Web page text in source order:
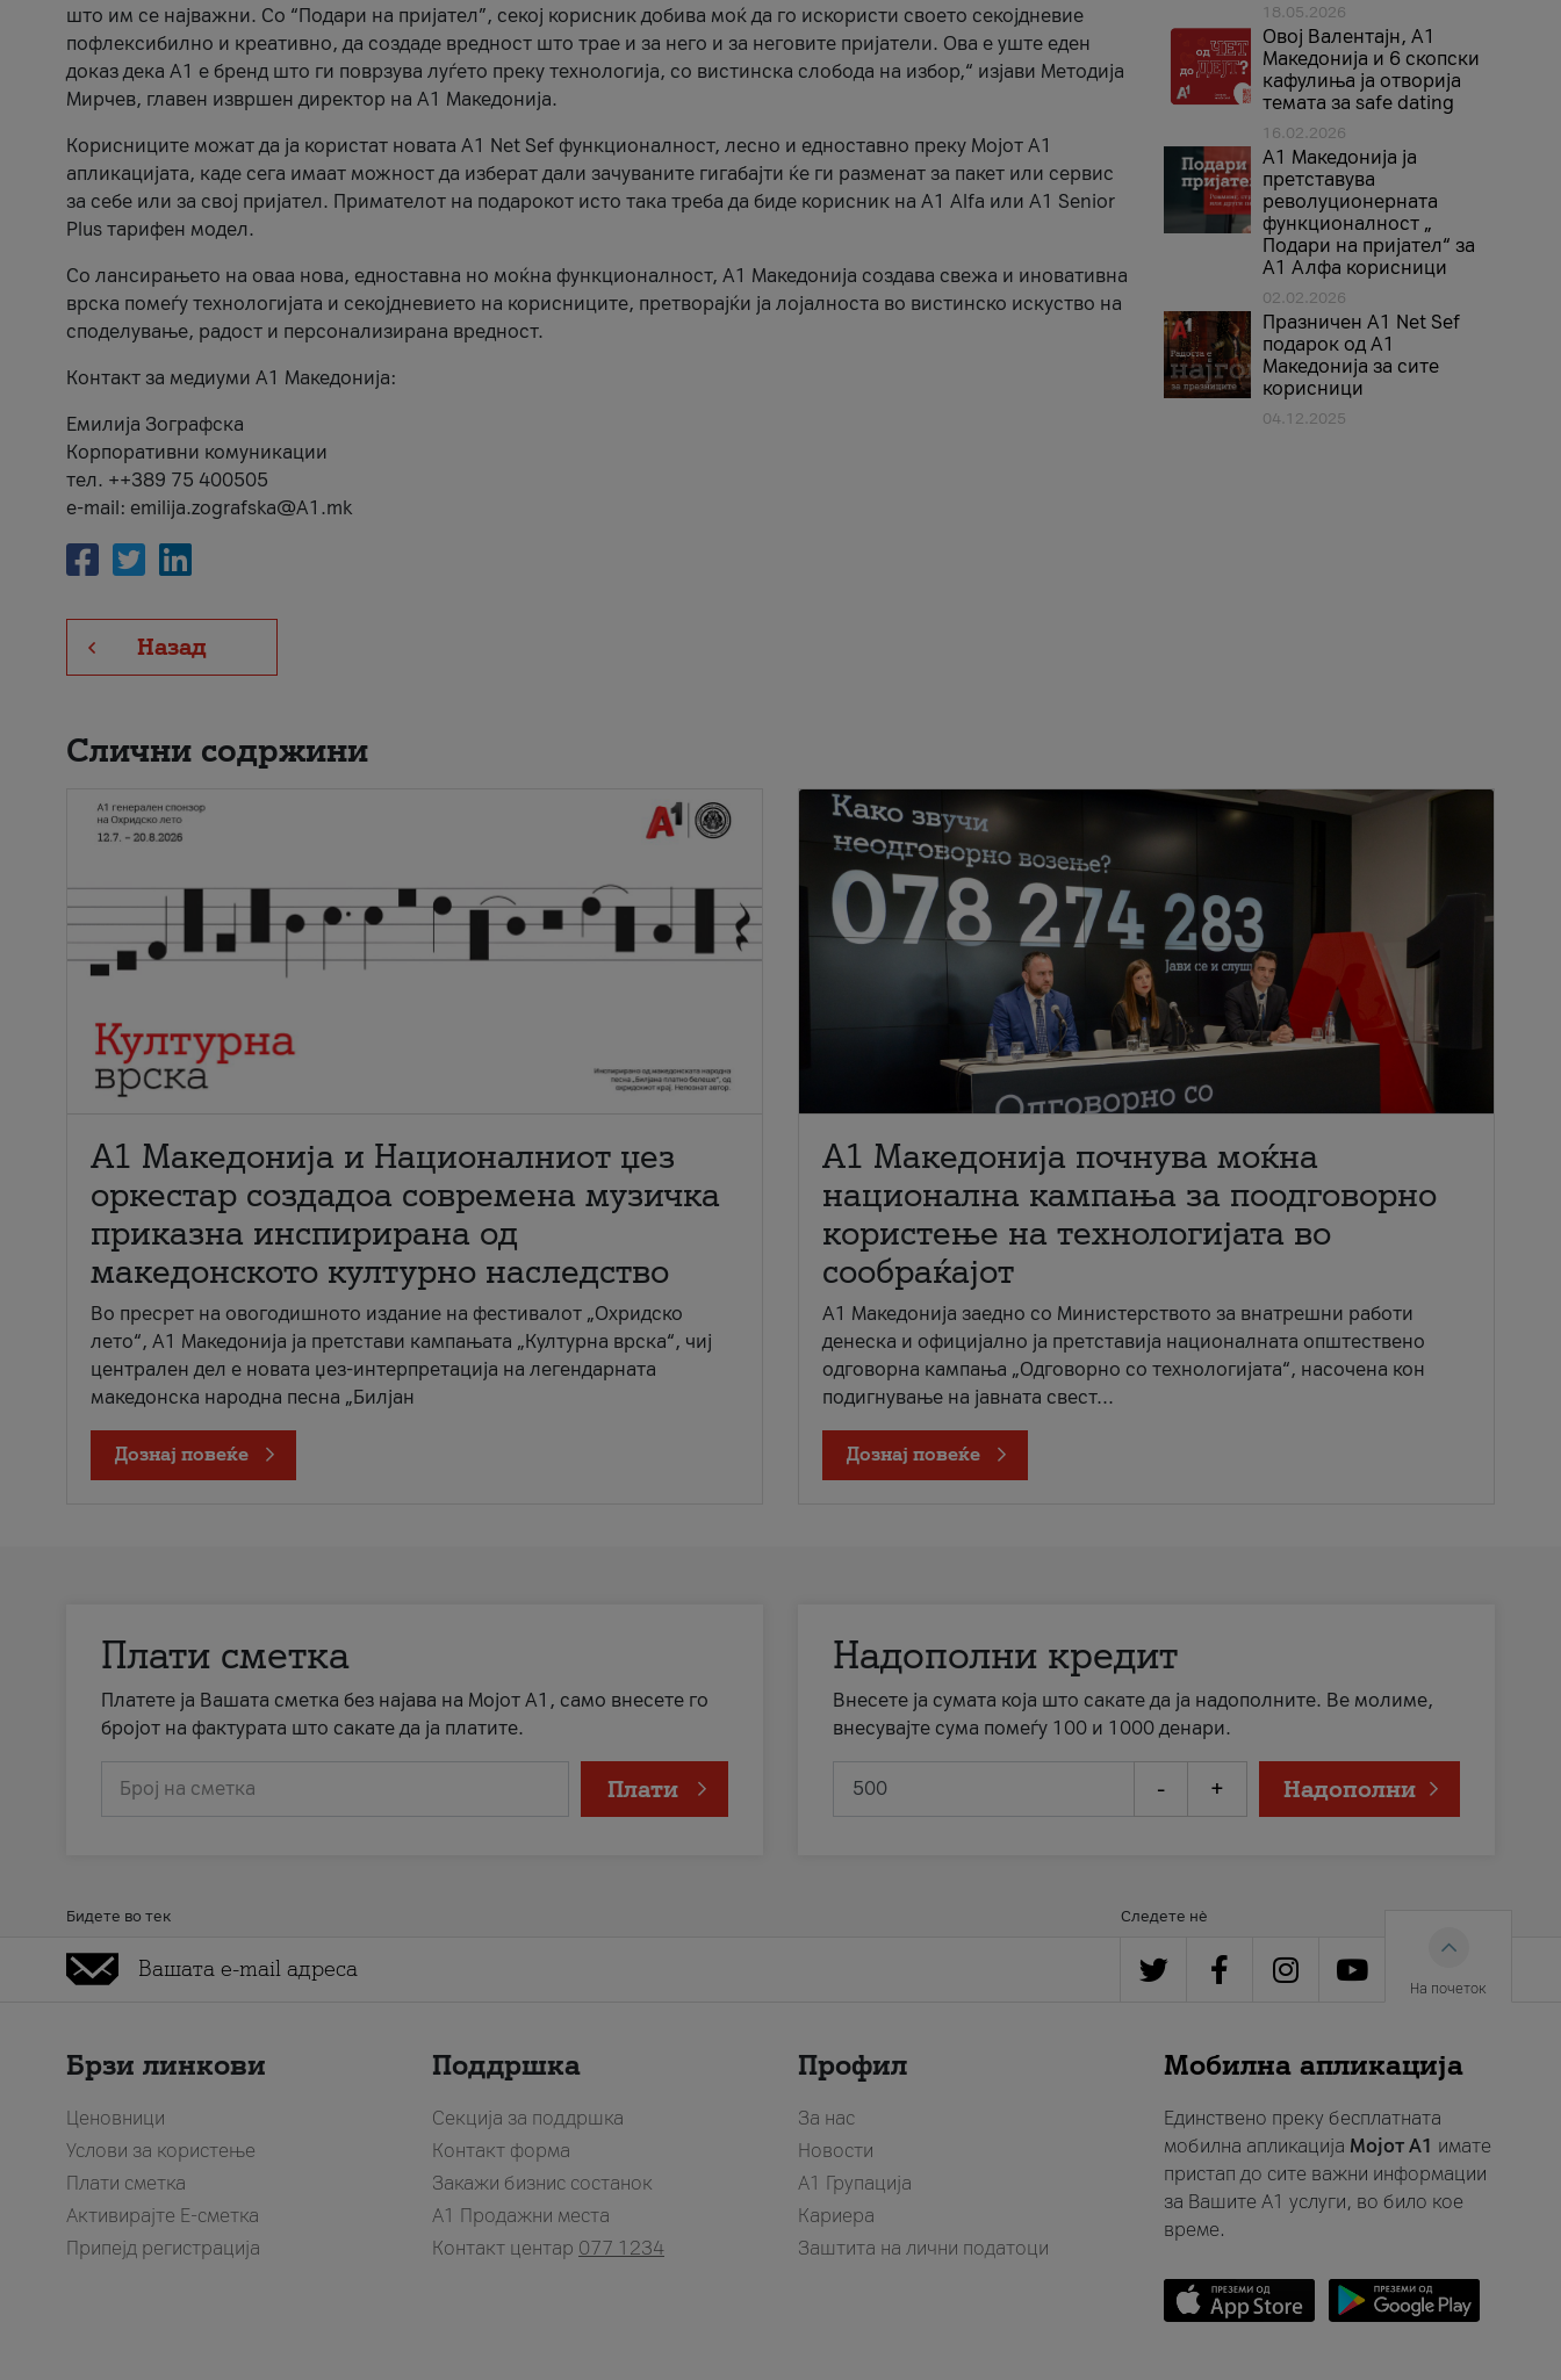
што им се најважни. Со “Подари на пријател”, секој корисник добива моќ да го искористи своето секојдневие
пофлексибилно и креативно, да создаде вредност што трае и за него и за неговите пријатели. Ова е уште еден
доказ дека А1 е бренд што ги поврзува луѓето преку технологија, со вистинска слобода на избор,“ изјави Методија
Мирчев, главен извршен директор на А1 Македонија.
Корисниците можат да ја користат новата А1 Net Sef функционалност, лесно и едноставно преку Мојот А1
апликацијата, каде сега имаат можност да изберат дали зачуваните гигабајти ќе ги разменат за пакет или сервис
за себе или за свој пријател. Примателот на подарокот исто така треба да биде корисник на А1 Alfa или A1 Senior
Plus тарифен модел.
Со лансирањето на оваа нова, едноставна но моќна функционалност, А1 Македонија создава свежа и иновативна
врска помеѓу технологијата и секојдневието на корисниците, претворајќи ја лојалноста во вистинско искуство на
споделување, радост и персонализирана вредност.
Контакт за медиуми А1 Македонија:
Емилија Зографска
Корпоративни комуникации
тел. ++389 75 400505
e-mail: emilija.zografska@A1.mk
Назад
18.05.2026
Овој Валентајн, A1
Македонија и 6 скопски
кафулиња ја отворија
темата за safe dating
16.02.2026
А1 Македонија ја
претставува
револуционерната
функционалност „
Подари на пријател“ за
А1 Алфа корисници
02.02.2026
Празничен A1 Net Sеf
подарок од А1
Македонија за сите
корисници
04.12.2025
Слични содржини
А1 Македонија и Националниот џез
оркестар создадоа современа музичка
приказна инспирирана од
македонското културно наследство
Во пресрет на овогодишното издание на фестивалот „Охридско
лето“, А1 Македонија ја претстави кампањата „Културна врска“, чиј
централен дел е новата џез-интерпретација на легендарната
македонска народна песна „Билјан
Дознај повеќе
A1 Македонија почнува моќна
национална кампања за поодговорно
користење на технологијата во
сообраќајот
A1 Македонија заедно со Министерството за внатрешни работи
денеска и официјално ја претставија националната општествено
одговорна кампања „Одговорно со технологијата“, насочена кон
подигнување на јавната свест...
Дознај повеќе
Плати сметка
Платете ја Вашата сметка без најава на Мојот А1, само внесете го
бројот на фактурата што сакате да ја платите.
Број на сметка Плати
Надополни кредит
Внесете ја сумата која што сакате да ја надополните. Ве молиме,
внесувајте сума помеѓу 100 и 1000 денари.
- + Надополни
Бидете во тек Следете нè
На почеток
Брзи линкови
Ценовници
Услови за користење
Плати сметка
Активирајте Е-сметка
Припејд регистрација
Поддршка
Секција за поддршка
Контакт форма
Закажи бизнис состанок
A1 Продажни места
Контакт центар 077 1234
Профил
За нас
Новости
А1 Групација
Кариера
Заштита на лични податоци
Мобилна апликација
Единствено преку бесплатната
мобилна апликација Мојот A1 имате
пристап до сите важни информации
за Вашите A1 услуги, во било кое
време.